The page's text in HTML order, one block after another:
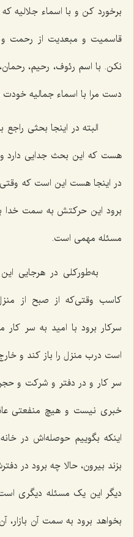
برخورد کن و با اسماء جلالیه
قاسمیت و مبعدیت از رحمت و
نکن. با اسم رئوف، رحیم،
دست مرا با اسماء جمالیه خودت
البته در اینجا بحثی
هست که این بحث جدایی دارد
در اینجا هست این است که
برود این حرکتش به سمت خدا
مسئله مهمی است.
به‌طورکلی در هرجایی
کاسب وقتی‌که از صبح از
سرکار برود با امید به سر کار
است درب منزل را باز کند و
سر کار و در دفتر و شرکت و حجره
خبری نیست و هیچ منفعتی
اینکه بگوییم حوصله‌اش در
بزند بیرون، حالا چه برود در
دیگر این یک مسئله دیگری
بخواهد برود به سمت آن بازار،